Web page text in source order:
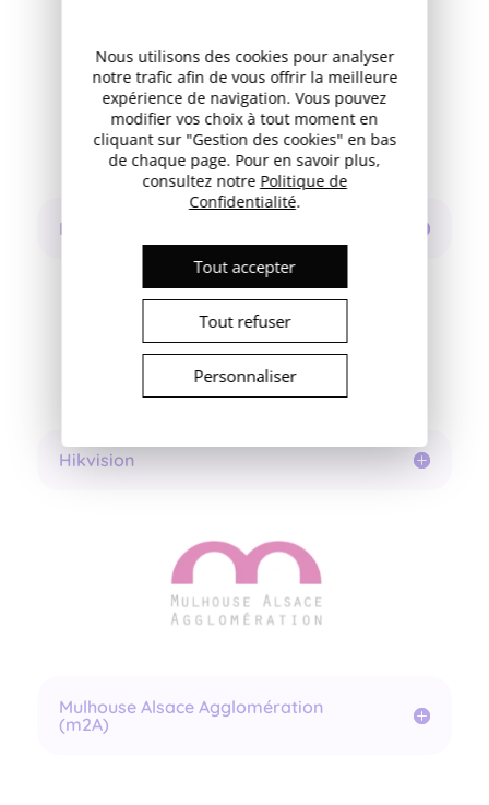
Elidreo
Hikvision
Mulhouse Alsace Agglomération
(m2A)
Nous utilisons des cookies pour analyser
notre trafic afin de vous offrir la meilleure
expérience de navigation. Vous pouvez
modifier vos choix à tout moment en
cliquant sur "Gestion des cookies" en bas
de chaque page. Pour en savoir plus,
consultez notre Politique de
Confidentialité.
Tout accepter
Tout refuser
Personnaliser